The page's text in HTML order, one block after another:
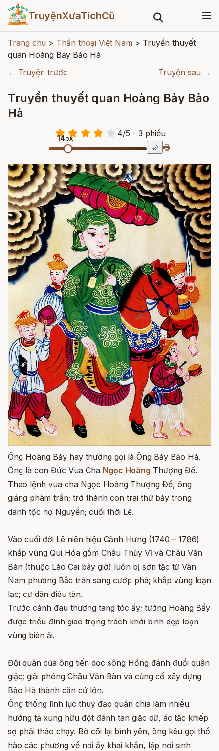
TruyệnXưaTíchCũ
Trang chủ > Thần thoại Việt Nam > Truyền thuyết
quan Hoàng Bảy Bảo Hà
← Truyện trước
Truyện sau →
Truyền thuyết quan Hoàng Bảy Bảo
Hà
4/5 - 3 phiếu
14px
🌙 🖶
Ông Hoàng Bảy hay thường gọi là Ông Bảy Bảo Hà.
Ông là con Đức Vua Cha Ngọc Hoàng Thượng Đế.
Theo lệnh vua cha Ngọc Hoàng Thượng Đế, ông
giáng phàm trần; trở thành con trai thứ bảy trong
danh tộc họ Nguyễn; cuối thời Lê.
Vào cuối đời Lê niên hiệu Cảnh Hưng (1740 – 1786)
khắp vùng Qui Hóa gồm Châu Thủy Vĩ và Châu Văn
Bàn (thuộc Lào Cai bây giờ) luôn bị sơn tặc từ Vân
Nam phương Bắc tràn sang cướp phá; khắp vùng loạn
lạc; cư dân điêu tàn.
Trước cảnh đau thương tang tóc ấy; tướng Hoàng Bẩy
được triều đình giao trọng trách khởi binh dẹp loạn
vùng biên ải.
Đội quân của ông tiến dọc sông Hồng đánh đuổi quân
giặc; giải phóng Châu Văn Bàn và củng cố xây dựng
Bảo Hà thành căn cứ lớn.
Ông thống lĩnh lục thuỷ đạo quân chia làm nhiều
hướng tả xung hữu đột đánh tan giặc dữ, ác tặc khiếp
sợ phải tháo chạy. Bờ cõi lại bình yên, ông kêu gọi thổ
hào các phương về nơi ấy khai khẩn, lập nơi sinh